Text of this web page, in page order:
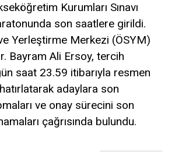
Kurumları Sınavı
son saatlere girildi.
Yerleştirme Merkezi (ÖSYM)
Bayram Ali Ersoy, tercih
saat 23.59 itibarıyla resmen
adaylara son
ve onay sürecini son
çağrısında bulundu.